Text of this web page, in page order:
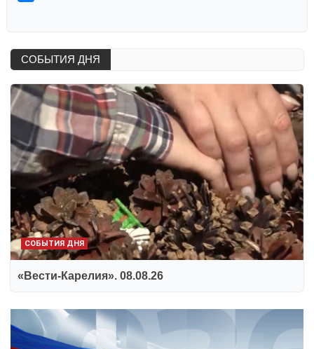
СОБЫТИЯ ДНЯ
СОБЫТИЯ ДНЯ
«Вести-Карелия». 08.08.26